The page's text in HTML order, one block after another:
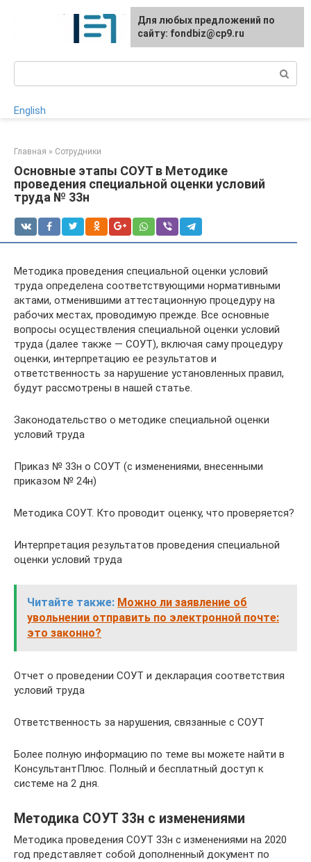
English
Главная » Сотрудники
Основные этапы СОУТ в Методике
проведения специальной оценки условий
труда № 33н
Методика проведения специальной оценки условий
труда определена соответствующими нормативными
актами, отменившими аттестационную процедуру на
рабочих местах, проводимую прежде. Все основные
вопросы осуществления специальной оценки условий
труда (далее также — СОУТ), включая саму процедуру
оценки, интерпретацию ее результатов и
ответственность за нарушение установленных правил,
будут рассмотрены в нашей статье.
Законодательство о методике специальной оценки
условий труда
Приказ № 33н о СОУТ (с изменениями, внесенными
приказом № 24н)
Методика СОУТ. Кто проводит оценку, что проверяется?
Интерпретация результатов проведения специальной
оценки условий труда
Читайте также: Можно ли заявление об
увольнении отправить по электронной почте:
это законно?
Отчет о проведении СОУТ и декларация соответствия
условий труда
Ответственность за нарушения, связанные с СОУТ
Более полную информацию по теме вы можете найти в
КонсультантПлюс. Полный и бесплатный доступ к
системе на 2 дня.
Методика СОУТ 33н с изменениями
Методика проведения СОУТ 33н с изменениями на 2020
год представляет собой дополненный документ по
Для любых предложений по
сайту: fondbiz@cp9.ru